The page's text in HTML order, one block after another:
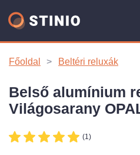
Főoldal Beltéri reluxák
Belső alumínium
Világosarany
(1)